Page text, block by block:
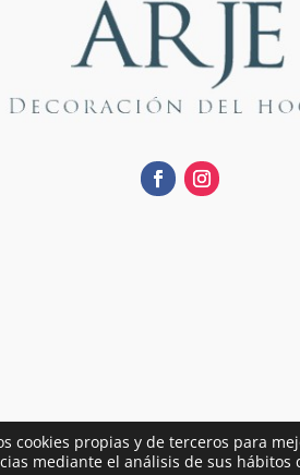
® 2022 Arjé Decoración| Tienda de
cookies propias y de terceros para
mediante el análisis de sus hábitos